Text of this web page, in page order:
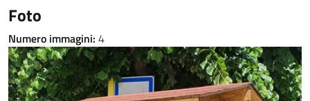
Foto
Numero immagini: 4